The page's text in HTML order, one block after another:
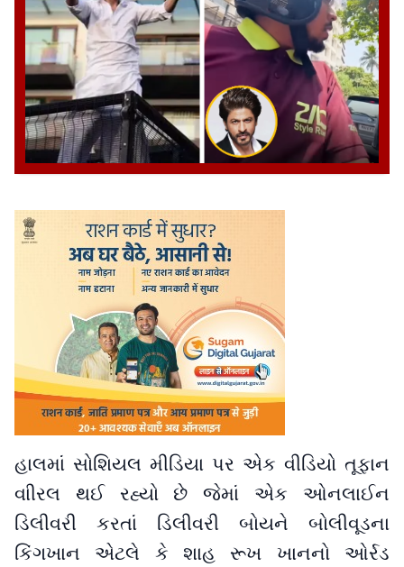
હાલમાં સોશિયલ મીડિયા પર એક વીડિયો તૂફાન
વાીરલ થઈ રહ્યો છે જેમાં એક ઓનલાઈન
ડિલીવરી કરતાં ડિલીવરી બોયને બોલીવૂડના
કિંગખાન એટલે કે શાહ રૂખ ખાનનો ઓર્રડ